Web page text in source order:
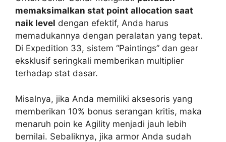
memaksimalkan stat point allocation saat
naik level dengan efektif, Anda harus
memadukannya dengan peralatan yang tepat.
Di Expedition 33, sistem “Paintings” dan gear
eksklusif seringkali memberikan multiplier
terhadap stat dasar.
Misalnya, jika Anda memiliki aksesoris yang
memberikan 10% bonus serangan kritis, maka
menaruh poin ke Agility menjadi jauh lebih
bernilai. Sebaliknya, jika armor Anda sudah